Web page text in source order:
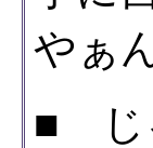
やぁ
■ じ